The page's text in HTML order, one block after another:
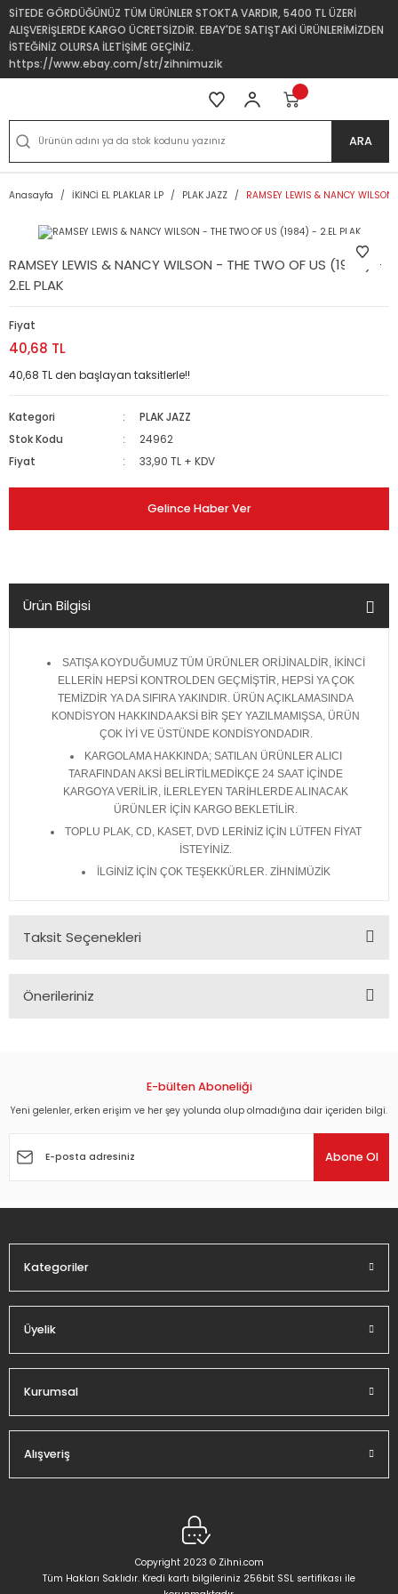
SİTEDE GÖRDÜĞÜNÜZ TÜM ÜRÜNLER STOKTA VARDIR, 5400 TL ÜZERİ
ALIŞVERİŞLERDE KARGO ÜCRETSİZDİR. EBAY'DE SATIŞTAKİ ÜRÜNLERİMİZDEN
İSTEĞİNİZ OLURSA İLETİŞİME GEÇİNİZ.
https://www.ebay.com/str/zihnimuzik
ARA
Anasayfa İKİNCİ EL PLAKLAR LP PLAK JAZZ RAMSEY LEWIS & NANCY
RAMSEY LEWIS & NANCY WILSON - THE TWO OF US (1984) -
2.EL PLAK
Fiyat
40,68 TL
40,68 TL den başlayan taksitlerle!!
Kategori
PLAK JAZZ
Stok Kodu
24962
Fiyat
33,90 TL + KDV
Gelince Haber Ver
Ürün Bilgisi
SATIŞA KOYDUĞUMUZ TÜM ÜRÜNLER ORİJİNALDİR, İKİNCİ
ELLERİN HEPSİ KONTROLDEN GEÇMİŞTİR, HEPSİ YA ÇOK
TEMİZDİR YA DA SIFIRA YAKINDIR. ÜRÜN AÇIKLAMASINDA
KONDİSYON HAKKINDA AKSİ BİR ŞEY YAZILMAMIŞSA, ÜRÜN
ÇOK İYİ VE ÜSTÜNDE KONDİSYONDADIR.
KARGOLAMA HAKKINDA; SATILAN ÜRÜNLER ALICI
TARAFINDAN AKSİ BELİRTİLMEDİKÇE 24 SAAT İÇİNDE
KARGOYA VERİLİR, İLERLEYEN TARİHLERDE ALINACAK
ÜRÜNLER İÇİN KARGO BEKLETİLİR.
TOPLU PLAK, CD, KASET, DVD LERİNİZ İÇİN LÜTFEN FİYAT
İSTEYİNİZ.
İLGİNİZ İÇİN ÇOK TEŞEKKÜRLER. ZİHNİMÜZİK
Taksit Seçenekleri
Önerileriniz
Görüş ve önerileriniz için teşekkür ederiz.
Ürün açıklamasında eksik bilgiler bulunuyor.
Ürün fiyatı diğer sitelerden daha pahalı.
E-bülten Aboneliği
Yeni gelenler, erken erişim ve her şey yolunda olup olmadığına dair içeriden bilgi.
Abone Ol
Kategoriler
Üyelik
Kurumsal
Alışveriş
Copyright 2023 © Zihni.com
Tüm Hakları Saklıdır. Kredi kartı bilgileriniz 256bit SSL sertifikası ile